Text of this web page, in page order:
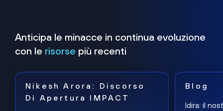
Anticipa le minacce in continua evoluzione
con le risorse più recenti
Nikesh Arora: Discorso
Di Apertura IMPACT
Blog
Idira: il